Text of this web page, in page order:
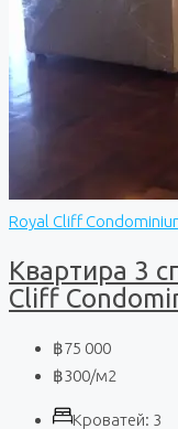
Royal Cliff
Квартира 3
Cliff
฿75 000
฿300/м2
Кроватей: 3